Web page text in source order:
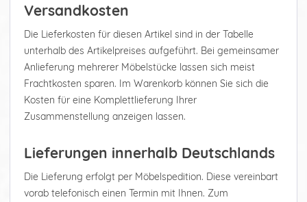
Versandkosten
Die Lieferkosten für diesen Artikel sind in der Tabelle
unterhalb des Artikelpreises aufgeführt. Bei gemeinsamer
Anlieferung mehrerer Möbelstücke lassen sich meist
Frachtkosten sparen. Im Warenkorb können Sie sich die
Kosten für eine Komplettlieferung Ihrer
Zusammenstellung anzeigen lassen.
Lieferungen innerhalb Deutschlands
Die Lieferung erfolgt per Möbelspedition. Diese vereinbart
vorab telefonisch einen Termin mit Ihnen. Zum